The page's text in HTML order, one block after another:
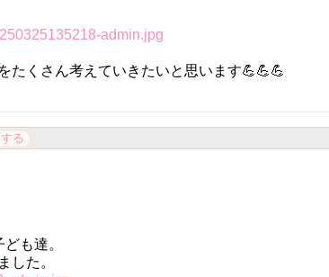
たくさん考えていきたいと思います💪💪💪
る
も達。
した。